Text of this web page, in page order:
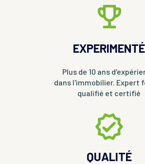
EXPERIMENTÉ
Plus de 10 ans
dans l'immobilier. Expert
qualifié et certifié
QUALITÉ